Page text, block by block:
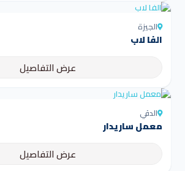
الجيزة
الفا لاب
عرض التفاصيل
الدقي
معمل ساريدار
عرض التفاصيل